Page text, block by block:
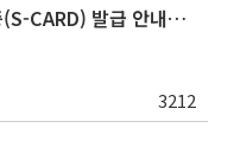
2023학년도 1학기 신입생 학생증(S-CARD) 발급 안내→출입등록:행정실211호
3212